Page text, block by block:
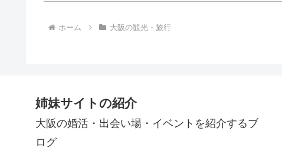
ホーム 大阪の観光・旅行
姉妹サイトの紹介
大阪の婚活・出会い場・イベントを紹介するブ
ログ